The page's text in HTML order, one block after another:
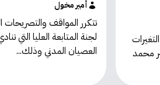
محمد
أمير مخول
تتكرر المواقف والتصريحات
لجنة المتابعة العليا التي
العصيان المدني وذلك...